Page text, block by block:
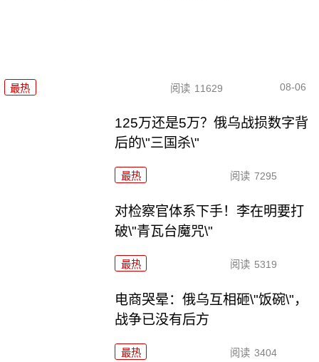
最热 阅读 11629 08-06
125万还是5万？俄乌战损数字背
后的\"三国杀\"
最热 阅读 7295
对检察官体系下手！李在明要打
破\"青瓦台魔咒\"
最热 阅读 5319
电商哭晕：俄乌互相砸\"饭碗\"，
战争已没有后方
最热 阅读 3404